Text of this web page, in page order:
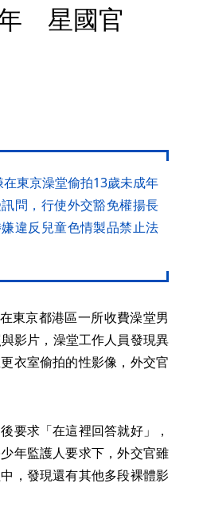
星國官
東京澡堂偷拍13歲未成年
問，行使外交豁免權揚長
違反兒童色情製品禁止法
東京都港區一所收費澡堂男
影片，澡堂工作人員發現異
衣室偷拍的性影像，外交官
要求「在這裡回答就好」，
年監護人要求下，外交官雖
，發現還有其他多段裸體影